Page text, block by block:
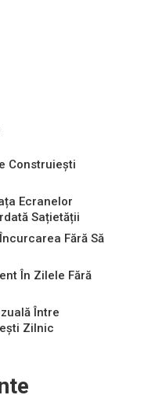
Construiești
Ecranelor
Sațietății
Fără Să
În Zilele Fără
Între
Zilnic